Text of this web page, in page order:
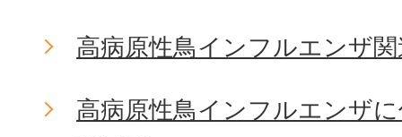
高病原性鳥インフルエンザ
高病原性鳥インフルエンザ